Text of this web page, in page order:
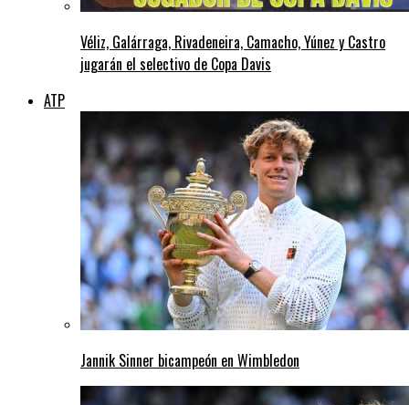
Véliz, Galárraga, Rivadeneira, Camacho, Yúnez y Castro
jugarán el selectivo de Copa Davis
ATP
Jannik Sinner bicampeón en Wimbledon